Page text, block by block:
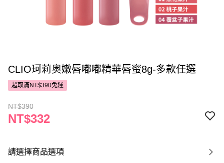
CLIO珂莉奧嫩唇嘟嘟精華唇蜜8g-多款任選
超取滿NT$390免運
NT$390
NT$332
請選擇商品選項